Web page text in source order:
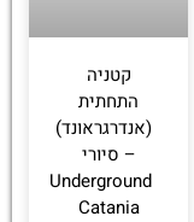
קטניה
התחתית
(אנדרגראונד)
– סיורי
Underground
Catania